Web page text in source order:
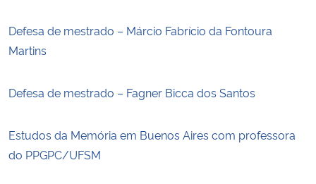
Defesa de mestrado – Márcio Fabrício da Fontoura
Martins
Defesa de mestrado – Fagner Bicca dos Santos
Estudos da Memória em Buenos Aires com professora
do PPGPC/UFSM